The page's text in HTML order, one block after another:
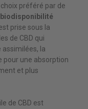
préféré par de
biodisponibilité
prise sous la
de CBD qui
la
pour une absorption
et plus
de CBD est